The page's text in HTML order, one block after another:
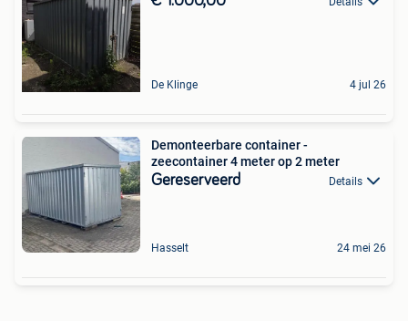
De Klinge 4 jul 26
Demonteerbare container -
zeecontainer 4 meter op 2 meter
Gereserveerd Details
Hasselt 24 mei 26